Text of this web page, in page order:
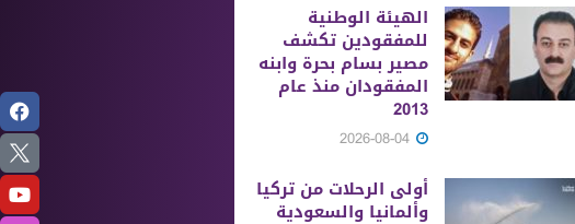
الهيئة الوطنية
للمفقودين تكشف
مصير بسام بحرة وابنه
المفقودان منذ عام
2013
أولى الرحلات من ‏تركيا
وألمانيا والسعودية